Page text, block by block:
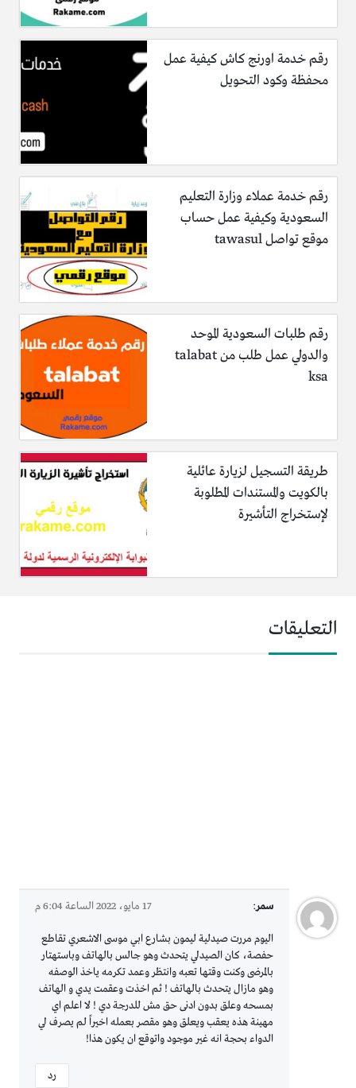
رقم خدمة اورنج كاش كيفية عمل
محفظة وكود التحويل
رقم خدمة عملاء وزارة التعليم
السعودية وكيفية عمل حساب
موقع تواصل tawasul
رقم طلبات السعودية الموحد
والدولي عمل طلب من talabat
ksa
طريقة التسجيل لزيارة عائلية
بالكويت والمستندات المطلوبة
لإستخراج التأشيرة
التعليقات
سمر: 17 مايو، 2022 الساعة 6:04 م
اليوم مررت صيدلية ليمون بشارع ابي موسى الاشعري تقاطع
حفصة، كان الصيدلي يتحدث وهو جالس بالهاتف وباستهتار
بالمرضى وكنت وقتها تعبه وانتظر وعمد تكرمه ياخذ الوصفه
وهو مازال يتحدث بالهاتف ! ثم اخذت وعقمت يدي و الهاتف
بمسحه وعلق بدون ادنى حق مش للدرجة دي ! لا اعلم اي
مهينة هذه يعقب ويعلق وهو مقصر بعمله اخيراً لم يصرف لي
الدواء بحجة انه غير موجود واتوقع ان يكون هذا!
رد